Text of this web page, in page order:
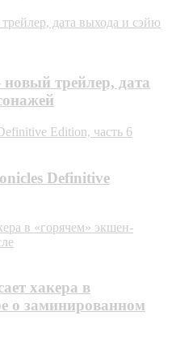
дата выхода и сэйю
трейлер, дата
Edition, часть 6
Definitive
в «горячем» экшен-
хакера в
о заминированном